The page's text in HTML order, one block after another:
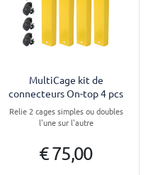
MultiCage kit de
connecteurs On-top 4 pcs
Relie 2 cages simples ou doubles
l'une sur l'autre
€ 75,00